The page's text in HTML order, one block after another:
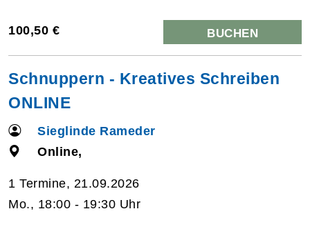
100,50 € BUCHEN
Schnuppern - Kreatives Schreiben
ONLINE
Sieglinde Rameder
Online,
1 Termine, 21.09.2026
Mo., 18:00 - 19:30 Uhr